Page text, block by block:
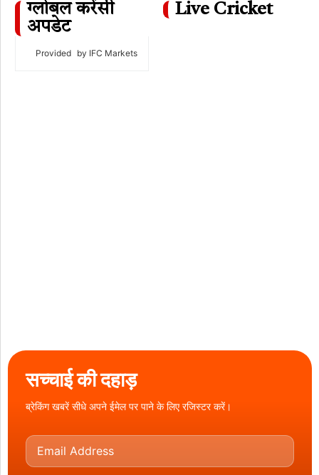
ग्लोबल करेंसी
अपडेट
Provided by IFC Markets
Live Cricket
सच्चाई की दहाड़
ब्रेकिंग खबरें सीधे अपने ईमेल पर पाने के लिए रजिस्टर करें।